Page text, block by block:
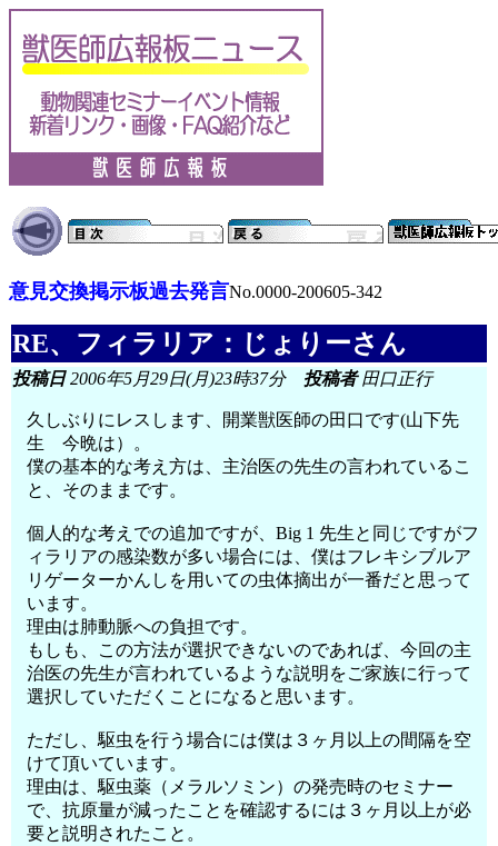
意見交換掲示板過去発言No.0000-200605-342
RE、フィラリア：じょりーさん
投稿日2006年5月29日(月)23時37分 投稿者田口正行
久しぶりにレスします、開業獣医師の田口です(山下先
生 今晩は）。
僕の基本的な考え方は、主治医の先生の言われているこ
と、そのままです。
個人的な考えでの追加ですが、Big 1 先生と同じですがフ
ィラリアの感染数が多い場合には、僕はフレキシブルア
リゲーターかんしを用いての虫体摘出が一番だと思って
います。
理由は肺動脈への負担です。
もしも、この方法が選択できないのであれば、今回の主
治医の先生が言われているような説明をご家族に行って
選択していただくことになると思います。
ただし、駆虫を行う場合には僕は３ヶ月以上の間隔を空
けて頂いています。
理由は、駆虫薬（メラルソミン）の発売時のセミナー
で、抗原量が減ったことを確認するには３ヶ月以上が必
要と説明されたこと。